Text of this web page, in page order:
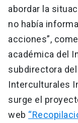
abordar la
no había
acciones”,
académica del
subdirectora
Interculturales
surge el
web